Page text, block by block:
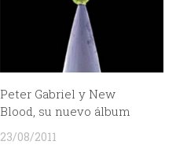
Peter Gabriel y New
Blood, su nuevo álbum
23/08/2011